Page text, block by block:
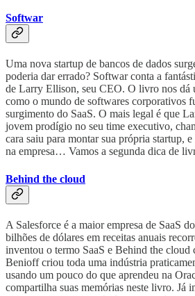
Softwar
Uma nova startup de bancos de dados
poderia dar errado? Softwar conta a
de Larry Ellison, seu CEO. O livro nos dá
como o mundo de softwares corporativos
surgimento do SaaS. O mais legal é que
jovem prodígio no seu time executivo,
cara saiu para montar sua própria startup,
na empresa… Vamos a segunda dica de
Behind the cloud
A Salesforce é a maior empresa de SaaS
bilhões de dólares em receitas anuais
inventou o termo SaaS e Behind the cloud
Benioff criou toda uma indústria
usando um pouco do que aprendeu na
compartilha suas memórias neste livro. Já